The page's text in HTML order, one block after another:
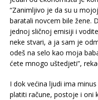
“Zanimljivo je da su u
baratali novcem bile žene.
jednoj sličnoj emisiji i
neke stvari, a ja sam je
odeš na selo kao moja
ćete mnogo uštedjeti”,
I dok većina ljudi ima
platiti račune, postoje i oni